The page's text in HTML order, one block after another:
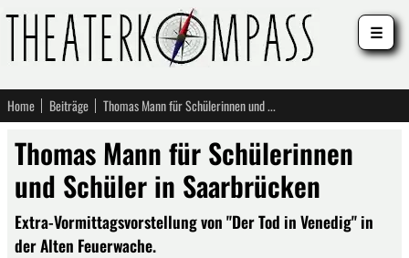
Home Beiträge Thomas Mann für Schülerinnen und Schüler in Saarbrücken
Thomas Mann für Schülerinnen
und Schüler in Saarbrücken
Extra-Vormittagsvorstellung von "Der Tod in Venedig" in
der Alten Feuerwache.
☰